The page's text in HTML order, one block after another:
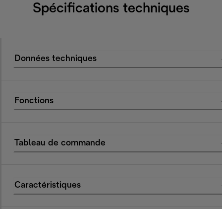
Spécifications techniques
Données techniques
Fonctions
Tableau de commande
Caractéristiques